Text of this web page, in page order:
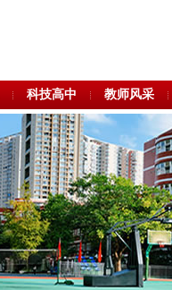
科技高中 教师风采